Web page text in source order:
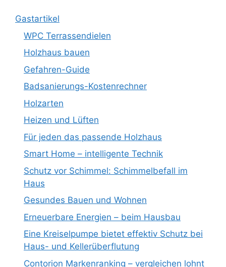
Gastartikel
WPC Terrassendielen
Holzhaus bauen
Gefahren-Guide
Badsanierungs-Kostenrechner
Holzarten
Heizen und Lüften
Für jeden das passende Holzhaus
Smart Home – intelligente Technik
Schutz vor Schimmel: Schimmelbefall im
Haus
Gesundes Bauen und Wohnen
Erneuerbare Energien – beim Hausbau
Eine Kreiselpumpe bietet effektiv Schutz bei
Haus- und Kellerüberflutung
Contorion Markenranking – vergleichen lohnt